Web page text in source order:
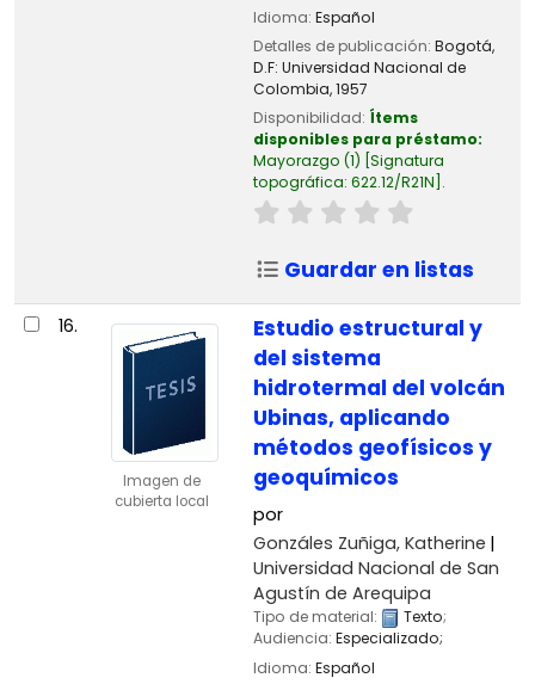
Idioma: Español
Detalles de publicación: Bogotá,
D.F: Universidad Nacional de
Colombia,1957
Disponibilidad: Ítems
disponibles para préstamo:
Mayorazgo (1) Signatura
topográfica: 622.12/R21N .
Guardar en listas
16.
Imagen de
cubierta local
Estudio estructural y
del sistema
hidrotermal del volcán
Ubinas, aplicando
métodos geofísicos y
geoquímicos
por
Gonzáles Zuñiga, Katherine
Universidad Nacional de San
Agustín de Arequipa
Tipo de material: Texto;
Audiencia: Especializado;
Idioma: Español